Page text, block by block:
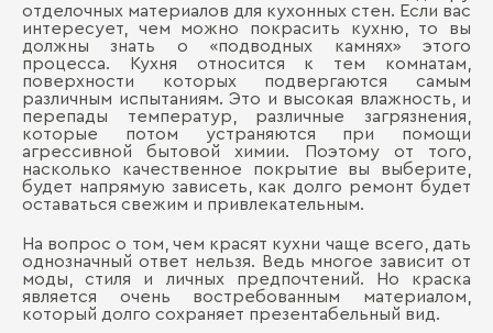
отделочных материалов для кухонных стен. Если вас
интересует, чем можно покрасить кухню, то вы
должны знать о «подводных камнях» этого
процесса. Кухня относится к тем комнатам,
поверхности которых подвергаются самым
различным испытаниям. Это и высокая влажность, и
перепады температур, различные загрязнения,
которые потом устраняются при помощи
агрессивной бытовой химии. Поэтому от того,
насколько качественное покрытие вы выберите,
будет напрямую зависеть, как долго ремонт будет
оставаться свежим и привлекательным.
На вопрос о том, чем красят кухни чаще всего, дать
однозначный ответ нельзя. Ведь многое зависит от
моды, стиля и личных предпочтений. Но краска
является очень востребованным материалом,
который долго сохраняет презентабельный вид.